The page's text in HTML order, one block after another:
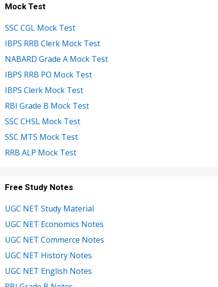
Mock Test
SSC CGL Mock Test
IBPS RRB Clerk Mock Test
NABARD Grade A Mock Test
IBPS RRB PO Mock Test
IBPS Clerk Mock Test
RBI Grade B Mock Test
SSC CHSL Mock Test
SSC MTS Mock Test
RRB ALP Mock Test
Free Study Notes
UGC NET Study Material
UGC NET Economics Notes
UGC NET Commerce Notes
UGC NET History Notes
UGC NET English Notes